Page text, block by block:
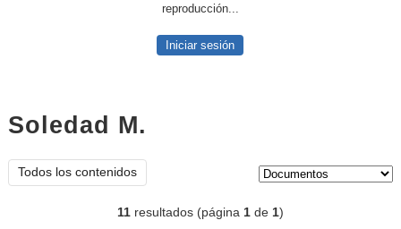
reproducción...
Iniciar sesión
Soledad M.
Todos los contenidos
11resultados (página 1de 1)